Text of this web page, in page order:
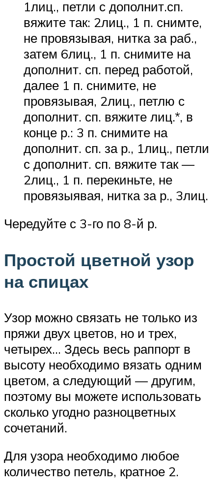
1лиц., петли с дополнит.сп.
вяжите так: 2лиц., 1 п. снимте,
не провязывая, нитка за раб.,
затем 6лиц., 1 п. снимите на
дополнит. сп. перед работой,
далее 1 п. снимите, не
провязывая, 2лиц., петлю с
дополнит. сп. вяжите лиц.*, в
конце р.: 3 п. снимите на
дополнит. сп. за р., 1лиц., петли
с дополнит. сп. вяжите так —
2лиц., 1 п. перекиньте, не
провязыявая, нитка за р., 3лиц.
Чередуйте с 3-го по 8-й р.
Простой цветной узор
на спицах
Узор можно связать не только из
пряжи двух цветов, но и трех,
четырех… Здесь весь раппорт в
высоту необходимо вязать одним
цветом, а следующий — другим,
поэтому вы можете использовать
сколько угодно разноцветных
сочетаний.
Для узора необходимо любое
количество петель, кратное 2.